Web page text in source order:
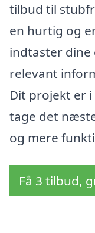
tilbud til
en hurtig og
indtaster dine
relevant
Dit projekt er
tage det
og mere
Få 3 tilbud,